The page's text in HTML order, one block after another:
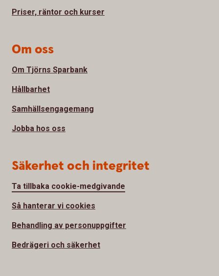
Priser, räntor och kurser
Om oss
Om Tjörns Sparbank
Hållbarhet
Samhällsengagemang
Jobba hos oss
Säkerhet och integritet
Ta tillbaka cookie-medgivande
Så hanterar vi cookies
Behandling av personuppgifter
Bedrägeri och säkerhet